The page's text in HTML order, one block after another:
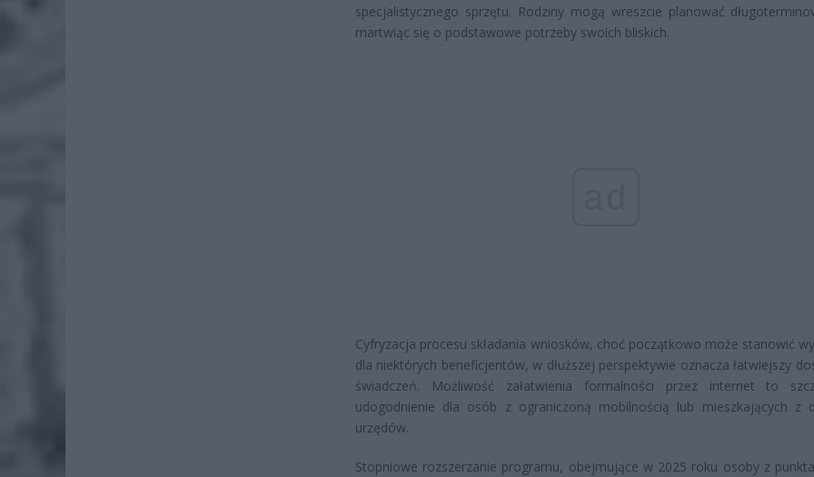
specjalistycznego sprzętu. Rodziny mogą wreszcie planować
martwiąc się o podstawowe potrzeby swoich bliskich.
Cyfryzacja procesu składania wniosków, choć początkowo może stanowić
dla niektórych beneficjentów, w dłuższej perspektywie oznacza łatwiejszy
świadczeń. Możliwość załatwienia formalności przez internet to
udogodnienie dla osób z ograniczoną mobilnością lub mieszkających z
urzędów.
Stopniowe rozszerzanie programu, obejmujące w 2025 roku osoby z